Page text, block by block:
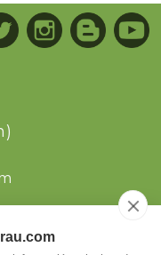
km64, dirección